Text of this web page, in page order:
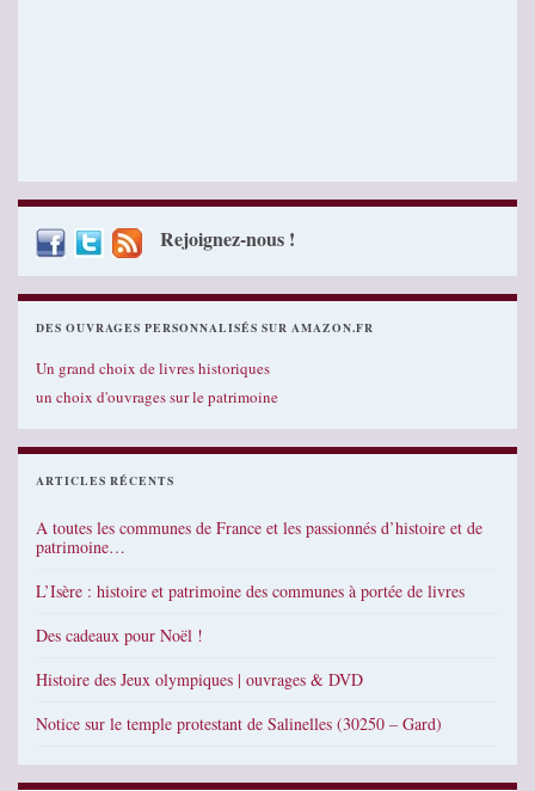
Rejoignez-nous !
DES OUVRAGES PERSONNALISÉS SUR AMAZON.FR
Un grand choix de livres historiques
un choix d'ouvrages sur le patrimoine
ARTICLES RÉCENTS
A toutes les communes de France et les passionnés d’histoire et de
patrimoine…
L’Isère : histoire et patrimoine des communes à portée de livres
Des cadeaux pour Noël !
Histoire des Jeux olympiques | ouvrages & DVD
Notice sur le temple protestant de Salinelles (30250 – Gard)